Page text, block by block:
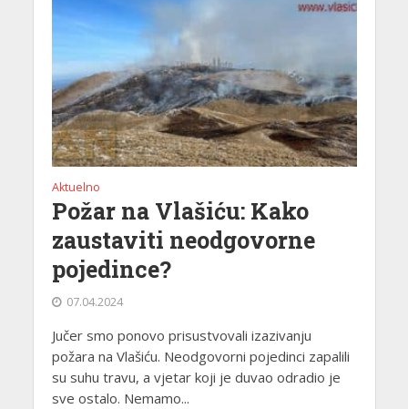
Aktuelno
Požar na Vlašiću: Kako
zaustaviti neodgovorne
pojedince?
07.04.2024
Jučer smo ponovo prisustvovali izazivanju
požara na Vlašiću. Neodgovorni pojedinci zapalili
su suhu travu, a vjetar koji je duvao odradio je
sve ostalo. Nemamo...